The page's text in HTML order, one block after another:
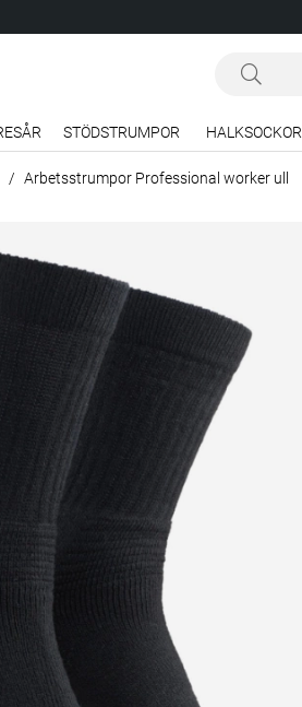
STÖDSTRUMPOR HALKSOCKOR
Arbetsstrumpor Professional worker ull